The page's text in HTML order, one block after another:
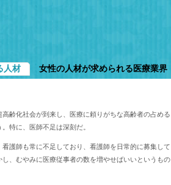
人材 女性の人材が求められる医療業界
齢化社会が到来し、医療に頼りがちな高齢者の占める
特に、医師不足は深刻だ。
護師も常に不足しており、看護師を日常的に募集して
、むやみに医療従事者の数を増やせばいいというもの